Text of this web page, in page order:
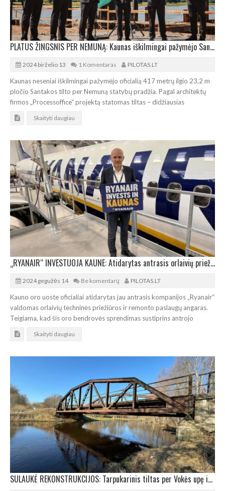
PLATUS ŽINGSNIS PER NEMUNĄ: Kaunas iškilmingai pažymėjo Santakos tilto statybų pradžią
2024 birželio 13 1 Komentaras PILOTAS.LT
Kaunas neseniai iškilmingai pažymėjo oficialią 417 metrų ilgio 23,2 m
pločio Santakos tilto per Nemuną statybų pradžia. Pagal architektų
firmos „Processoffice“ projektą statomas tiltas – didžiausias
Skaityti daugiau
„RYANAIR“ INVESTUOJA KAUNE: Atidarytas antrasis orlaivių priežiūros ir remonto angaras
2024 gegužės 14 Be komentarų PILOTAS.LT
Kauno oro uoste oficialiai atidarytas jau antrasis kompanijos „Ryanair“
valdomas orlaivių techninės priežiūros ir remonto paslaugų angaras.
Teigiama, kad šis oro bendrovės sprendimas sustiprins antrojo
Skaityti daugiau
SULAUKĖ REKONSTRUKCIJOS: Tarpukarinis tiltas per Vokės upę išlaikys autentiškumą